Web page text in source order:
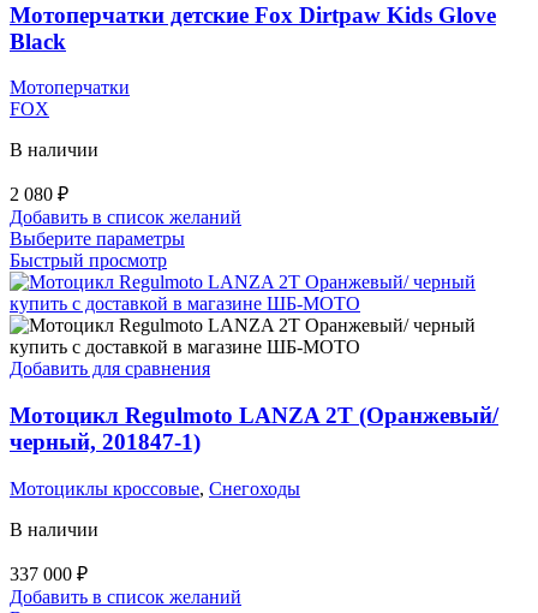
Мотоперчатки детские Fox Dirtpaw Kids Glove
Black
Мотоперчатки
FOX
В наличии
2 080 ₽
Добавить в список желаний
Выберите параметрыЭтот
имеет
несколько
вариаций.
Опции
можно
на
странице
товара.
Быстрый просмотр
Добавить для сравнения
Мотоцикл Regulmoto LANZA 2T (Оранжевый/
черный, 201847-1)
Мотоциклы кроссовые, Снегоходы
В наличии
337 000 ₽
Добавить в список желаний